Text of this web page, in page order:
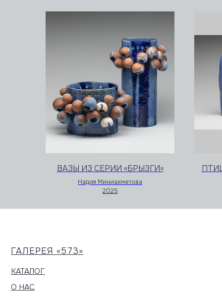
ВАЗЫ ИЗ СЕРИИ «БРЫЗГИ»
Надия Миниахметова
2025
ГАЛЕРЕЯ «573»
закрыта на демонтаж